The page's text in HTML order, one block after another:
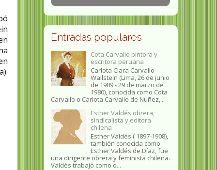
Entradas populares
Cota Carvallo pintora y
escritora peruana
Carlota Clara Carvallo
Wallstein (Lima, 26 de junio
de 1909 - 29 de marzo de
1980), conocida como Cota
Carvallo o Carlota Carvallo de Nuñez,...
Esther Valdés obrera,
sindicalista y editora
chilena
Esther Valdés ( 1897-1908),
también conocida como
Esther Valdés de Díaz, fue
una dirigente obrera y feminista chilena.
Valdés trabajó como o...